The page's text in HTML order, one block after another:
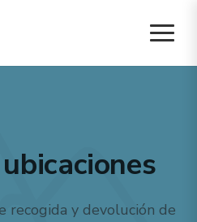
recogida y devolución de